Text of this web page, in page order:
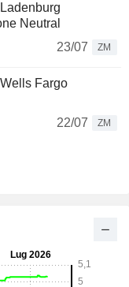
Neutral
23/07
ZM
Fargo
22/07
ZM